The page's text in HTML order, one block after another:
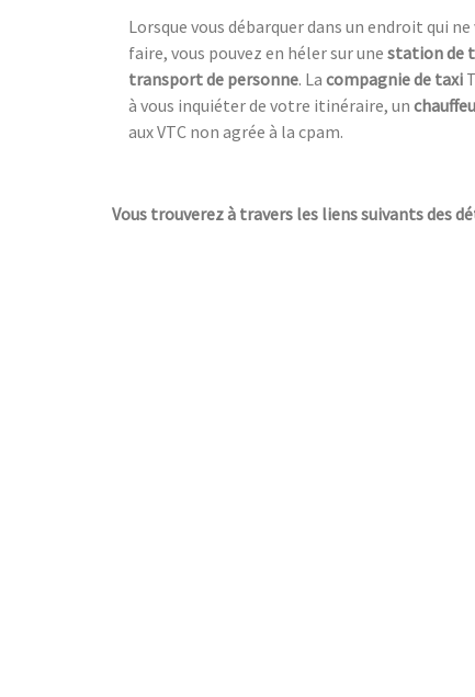
Lorsque vous débarquer dans un endroit qui
faire, vous pouvez en héler sur une station de
transport de personne. La compagnie de taxi
à vous inquiéter de votre itinéraire, un
aux VTC non agrée à la cpam.
Vous trouverez à travers les liens suivants des